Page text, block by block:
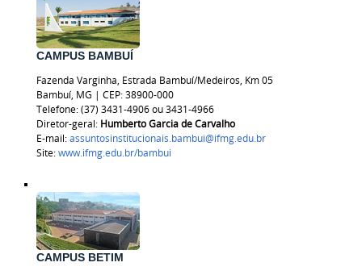
CAMPUS BAMBUÍ
Fazenda Varginha, Estrada Bambuí/Medeiros, Km 05
Bambuí, MG | CEP: 38900-000
Telefone: (37) 3431-4906 ou 3431-4966
Diretor-geral: Humberto Garcia de Carvalho
E-mail:assuntosinstitucionais.bambui@ifmg.edu.br
Site:www.ifmg.edu.br/bambui
CAMPUS BETIM